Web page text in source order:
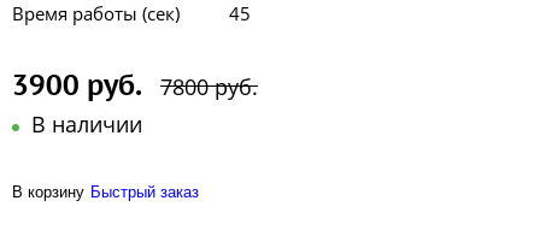
Время работы (сек)
45
3900 руб.
7800 руб.
В наличии
В корзину Быстрый заказ